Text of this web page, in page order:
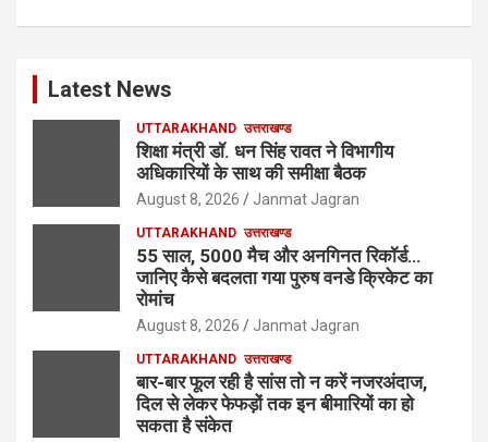
Latest News
UTTARAKHAND उत्तराखण्ड
शिक्षा मंत्री डॉ. धन सिंह रावत ने विभागीय
अधिकारियों के साथ की समीक्षा बैठक
August 8, 2026 Janmat Jagran
UTTARAKHAND उत्तराखण्ड
55 साल, 5000 मैच और अनगिनत रिकॉर्ड…
जानिए कैसे बदलता गया पुरुष वनडे क्रिकेट का
रोमांच
August 8, 2026 Janmat Jagran
UTTARAKHAND उत्तराखण्ड
बार-बार फूल रही है सांस तो न करें नजरअंदाज,
दिल से लेकर फेफड़ों तक इन बीमारियों का हो
सकता है संकेत